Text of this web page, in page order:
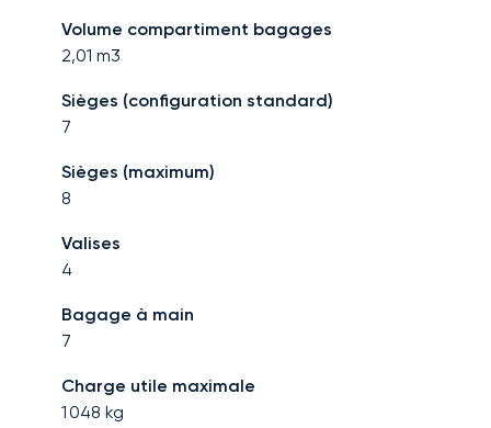
Volume compartiment bagages
2,01 m3
Sièges (configuration standard)
7
Sièges (maximum)
8
Valises
4
Bagage à main
7
Charge utile maximale
1 048 kg